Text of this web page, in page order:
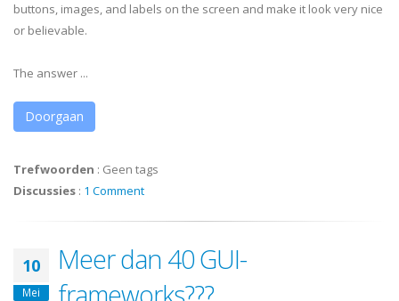
buttons, images, and labels on the screen and make it look very nice
or believable.
The answer ...
Doorgaan
Trefwoorden : Geen tags
Discussies : 1 Comment
10
Mei
Meer dan 40 GUI-